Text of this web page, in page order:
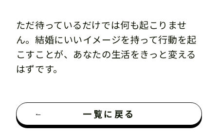
ただ待っているだけでは何も起こりませ
ん。結婚にいいイメージを持って行動を起
こすことが、あなたの生活をきっと変える
はずです。
一覧に戻る